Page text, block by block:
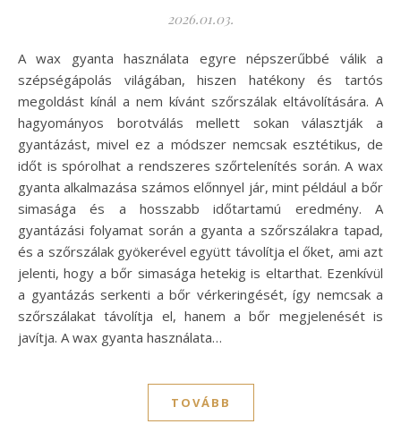
2026.01.03.
A wax gyanta használata egyre népszerűbbé válik a
szépségápolás világában, hiszen hatékony és tartós
megoldást kínál a nem kívánt szőrszálak eltávolítására. A
hagyományos borotválás mellett sokan választják a
gyantázást, mivel ez a módszer nemcsak esztétikus, de
időt is spórolhat a rendszeres szőrtelenítés során. A wax
gyanta alkalmazása számos előnnyel jár, mint például a bőr
simasága és a hosszabb időtartamú eredmény. A
gyantázási folyamat során a gyanta a szőrszálakra tapad,
és a szőrszálak gyökerével együtt távolítja el őket, ami azt
jelenti, hogy a bőr simasága hetekig is eltarthat. Ezenkívül
a gyantázás serkenti a bőr vérkeringését, így nemcsak a
szőrszálakat távolítja el, hanem a bőr megjelenését is
javítja. A wax gyanta használata…
TOVÁBB